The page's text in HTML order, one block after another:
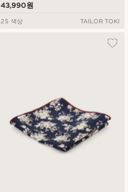
43,990원
25 색상 TAILOR TOKI